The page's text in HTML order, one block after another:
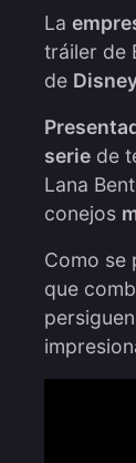
La
tráiler de
de
serie de
Lana
conejos
Como se
que